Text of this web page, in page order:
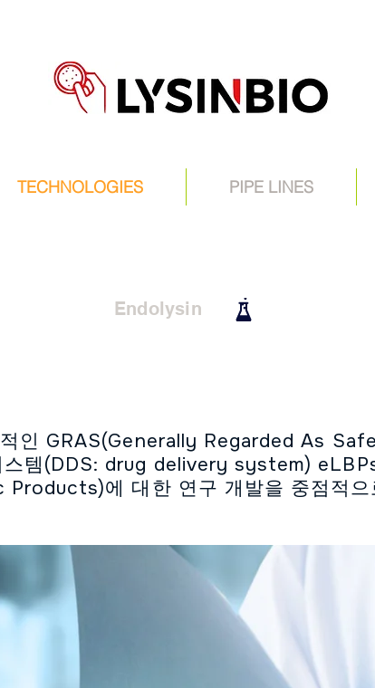
TECHNOLOGIES PIPE LINES
Endolysin
인 GRAS(Generally Regarded As
스템(DDS: drug delivery system)
에 대한 연구 개발을 중점적